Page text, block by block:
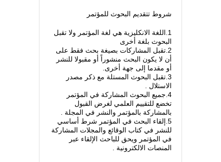
شروط تتقديم البحوث للمؤتمر
1.اللغة الانكليزية هي لغة المؤتمر ولا تقبل
البحوث بلغة أخرى
2.تقبل المشاركات بصيغة بحث فقط على
أن لا يكون البحث منشوراً أو مقبولا للنشر
أو مقدما إلى جهة أخرى.
3.تقبل البحوث المستلة مع ذكر مصدر
الاستلال .
4.جميع البحوث المشاركة في المؤتمر
تخضع للتقييم العلمي لغرض القبول
بالمشاركة بالمؤتمر والنشر في المجلة .
5.إلقاء البحث في المؤتمر شرط أساسي
للنشر في كتاب الوقائع والمجلات المشاركة
في المؤتمر ويحق للباحث الإلقاء عبر
المنصات الالكترونية .